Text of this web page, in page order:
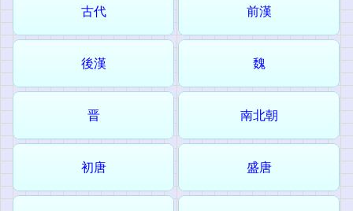
古代 前漢
後漢 魏
晋 南北朝
初唐 盛唐